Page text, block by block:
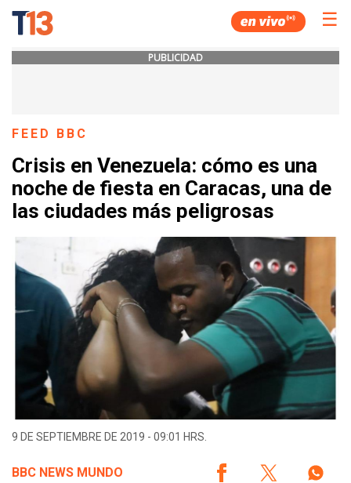
☰
PUBLICIDAD
FEED BBC
Crisis en Venezuela: cómo es una
noche de fiesta en Caracas, una de
las ciudades más peligrosas
9 DE SEPTIEMBRE DE 2019 - 09:01 HRS.
BBC NEWS MUNDO